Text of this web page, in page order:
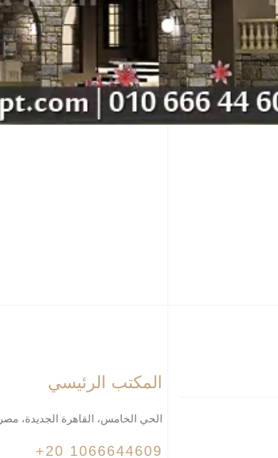
المكتب الرئيسي
الحي الخامس، القاهرة الجديدة، مصر
+20 1066644609